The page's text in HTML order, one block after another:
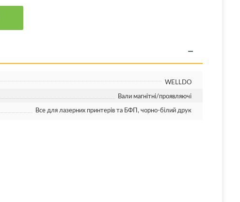
WELLDO
Вали магнітні/проявляючі
Все для лазерних принтерів та БФП, чорно-білий друк